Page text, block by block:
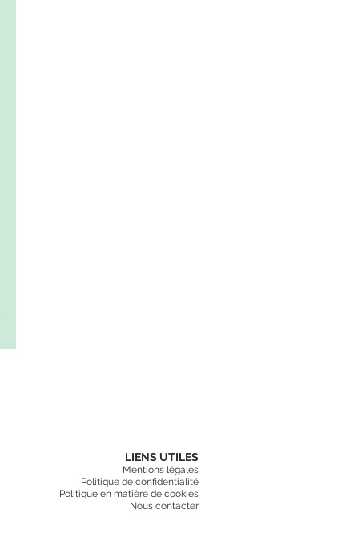
LIENS UTILES
Mentions légales
Politique de confidentialité
Politique en matière de cookies
Nous contacter